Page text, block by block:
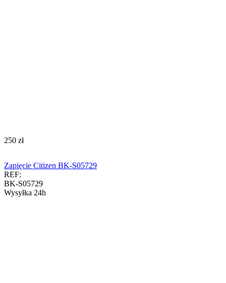
‍250‍ zł
Zapięcie Citizen BK-S05729
REF:
BK-S05729
Wysyłka 24h